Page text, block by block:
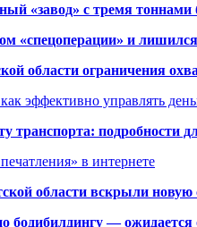
«завод» с тремя тоннами
«спецоперации» и
области ограничения
эффективно управлять
транспорта: подробности
в интернете
области вскрыли новую
бодибилдингу — ожидается